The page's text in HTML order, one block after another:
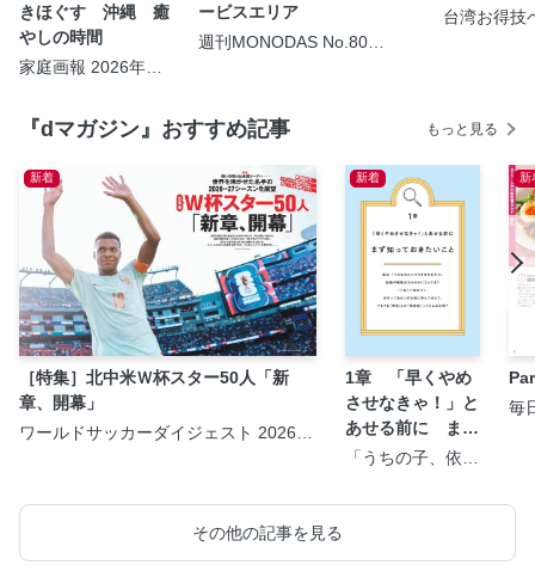
きほぐす 沖縄 癒
やしの時間
家庭画報 2026年09
ービスエリア
週刊MONODAS No.80
台湾お得技
『dマガジン』おすすめ記事 もっと見る
新着
［特集］北中米Ｗ杯スター50人「新
章、開幕」
ワールドサッカーダイジェスト 2026年
新着
1章 「早くやめ
させなきゃ！」と
あせる前に まず
知っておきたいこ
「うちの子、依存
が全部のってる本
新
毎
その他の記事を見る